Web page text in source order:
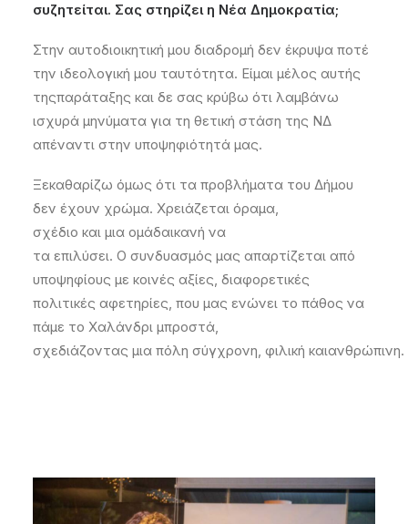
συζητείται. Σας στηρίζει η Νέα Δημοκρατία;
Στην αυτοδιοικητική μου διαδρομή δεν έκρυψα ποτέ
την ιδεολογική μου ταυτότητα. Είμαι μέλος αυτής
τηςπαράταξης και δε σας κρύβω ότι λαμβάνω
ισχυρά μηνύματα για τη θετική στάση της ΝΔ
απέναντι στην υποψηφιότητά μας.
Ξεκαθαρίζω όμως ότι τα προβλήματα του Δήμου
δεν έχουν χρώμα. Χρειάζεται όραμα,
σχέδιο και μια ομάδαικανή να
τα επιλύσει. Ο συνδυασμός μας απαρτίζεται από
υποψηφίους με κοινές αξίες, διαφορετικές
πολιτικές αφετηρίες, που μας ενώνει το πάθος να
πάμε το Χαλάνδρι μπροστά,
σχεδιάζοντας μια πόλη σύγχρονη, φιλική καιανθρώπινη.